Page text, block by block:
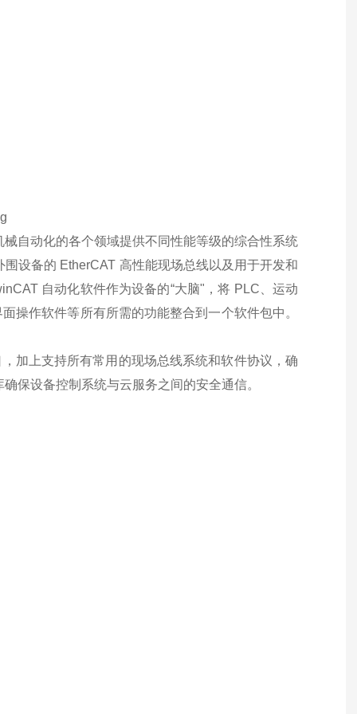
自动化的各个领域提供不同性能等级的综合性系统
设备的 EtherCAT 高性能现场总线以及用于开发和
自动化软件作为设备的“大脑"，将 PLC、运动
操作软件等所有所需的功能整合到一个软件包中。
加上支持所有常用的现场总线系统和软件协议，确
保设备控制系统与云服务之间的安全通信。